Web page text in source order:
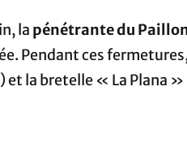
la pénétrante du
Pendant ces
et la bretelle « La Plana